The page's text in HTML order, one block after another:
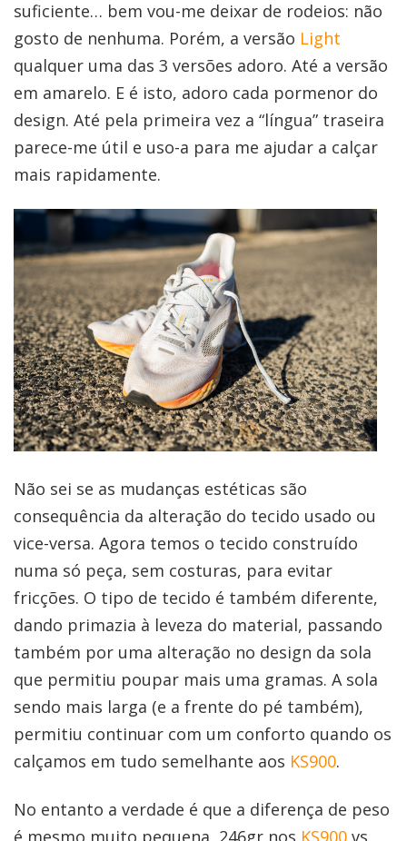
suficiente… bem vou-me deixar de rodeios: não
gosto de nenhuma. Porém, a versão Light
qualquer uma das 3 versões adoro. Até a versão
em amarelo. E é isto, adoro cada pormenor do
design. Até pela primeira vez a “língua” traseira
parece-me útil e uso-a para me ajudar a calçar
mais rapidamente.
Não sei se as mudanças estéticas são
consequência da alteração do tecido usado ou
vice-versa. Agora temos o tecido construído
numa só peça, sem costuras, para evitar
fricções. O tipo de tecido é também diferente,
dando primazia à leveza do material, passando
também por uma alteração no design da sola
que permitiu poupar mais uma gramas. A sola
sendo mais larga (e a frente do pé também),
permitiu continuar com um conforto quando os
calçamos em tudo semelhante aos KS900.
No entanto a verdade é que a diferença de peso
é mesmo muito pequena, 246gr nos KS900 vs